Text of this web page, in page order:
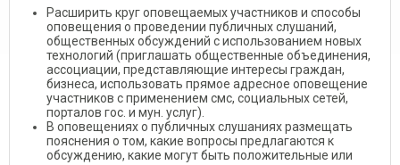
Расширить круг оповещаемых участников и способы
оповещения о проведении публичных слушаний,
общественных обсуждений с использованием новых
технологий (приглашать общественные объединения,
ассоциации, представляющие интересы граждан,
бизнеса, использовать прямое адресное оповещение
участников с применением смс, социальных сетей,
порталов гос. и мун. услуг).
В оповещениях о публичных слушаниях размещать
пояснения о том, какие вопросы предлагаются к
обсуждению, какие могут быть положительные или